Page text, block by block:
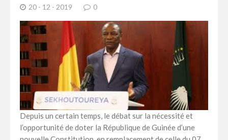
20 - 12 - 2019 0
Depuis un certain temps, le débat sur la nécessité et
l’opportunité de doter la République de Guinée d’une